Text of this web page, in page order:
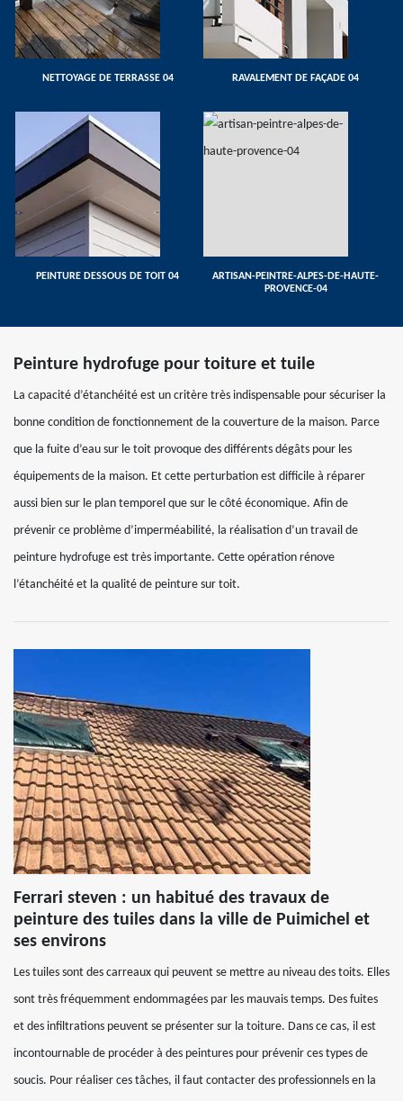
NETTOYAGE DE TERRASSE 04 RAVALEMENT DE FAÇADE 04
PEINTURE DESSOUS DE TOIT 04
ARTISAN-PEINTRE-ALPES-DE-HAUTE-
PROVENCE-04
Peinture hydrofuge pour toiture et tuile
La capacité d’étanchéité est un critère très indispensable pour sécuriser la
bonne condition de fonctionnement de la couverture de la maison. Parce
que la fuite d’eau sur le toit provoque des différents dégâts pour les
équipements de la maison. Et cette perturbation est difficile à réparer
aussi bien sur le plan temporel que sur le côté économique. Afin de
prévenir ce problème d’imperméabilité, la réalisation d’un travail de
peinture hydrofuge est très importante. Cette opération rénove
l’étanchéité et la qualité de peinture sur toit.
Ferrari steven : un habitué des travaux de
peinture des tuiles dans la ville de Puimichel et
ses environs
Les tuiles sont des carreaux qui peuvent se mettre au niveau des toits. Elles
sont très fréquemment endommagées par les mauvais temps. Des fuites
et des infiltrations peuvent se présenter sur la toiture. Dans ce cas, il est
incontournable de procéder à des peintures pour prévenir ces types de
soucis. Pour réaliser ces tâches, il faut contacter des professionnels en la